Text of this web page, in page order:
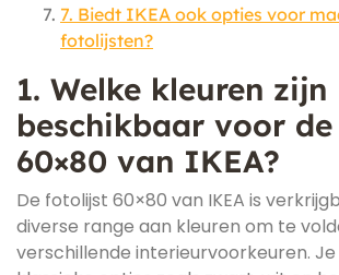
7. Biedt IKEA ook opties voor
fotolijsten?
1. Welke kleuren zijn
beschikbaar voor
60×80 van IKEA?
De fotolijst 60×80 van IKEA is
diverse range aan kleuren om te
verschillende interieurvoorkeuren.